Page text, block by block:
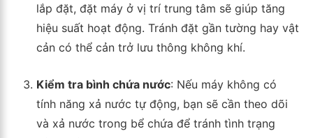
lắp đặt, đặt máy ở vị trí trung tâm sẽ giúp tăng
hiệu suất hoạt động. Tránh đặt gần tường hay vật
cản có thể cản trở lưu thông không khí.
Kiểm tra bình chứa nước: Nếu máy không có
tính năng xả nước tự động, bạn sẽ cần theo dõi
và xả nước trong bể chứa để tránh tình trạng